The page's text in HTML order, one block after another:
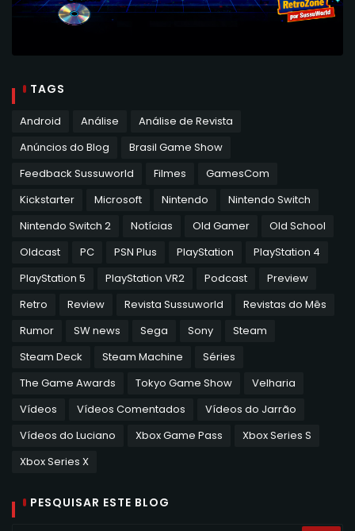
TAGS
Android Análise
Análise de Revista
Anúncios do Blog
Brasil Game Show
Feedback Sussuworld
Filmes
GamesCom
Kickstarter
Microsoft Nintendo
Nintendo Switch
Nintendo Switch 2
Notícias Old Gamer
Old School
Oldcast
PC PSN Plus PlayStation
PlayStation 4
PlayStation 5
PlayStation VR2 Podcast
Preview
Retro
Review Revista Sussuworld
Revistas do Mês
Rumor
SW news Sega Sony
Steam
Steam Deck
Steam Machine
Séries
The Game Awards
Tokyo Game Show
Velharia
Vídeos
Vídeos Comentados
Vídeos do Jarrão
Vídeos do Luciano
Xbox Game Pass
Xbox Series S
Xbox Series X
PESQUISAR ESTE BLOG